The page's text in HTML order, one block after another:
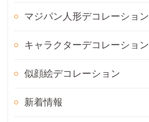
マジパン人形デコレーション
キャラクターデコレーション
似顔絵デコレーション
新着情報